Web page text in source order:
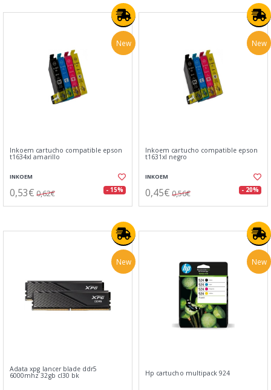
New
Inkoem cartucho compatible epson
t1634xl amarillo
INKOEM
0,53€ 0,62€ - 15%
New
Inkoem cartucho compatible epson
t1631xl negro
INKOEM
0,45€ 0,56€ - 20%
New
Adata xpg lancer blade ddr5
6000mhz 32gb cl30 bk
New
Hp cartucho multipack 924